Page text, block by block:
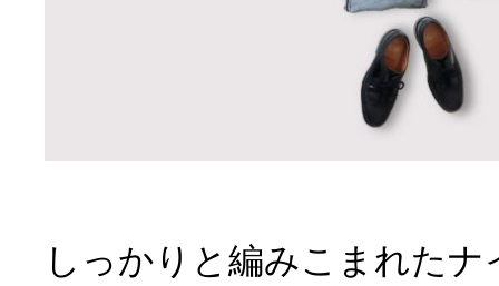
しっかりと編みこまれた